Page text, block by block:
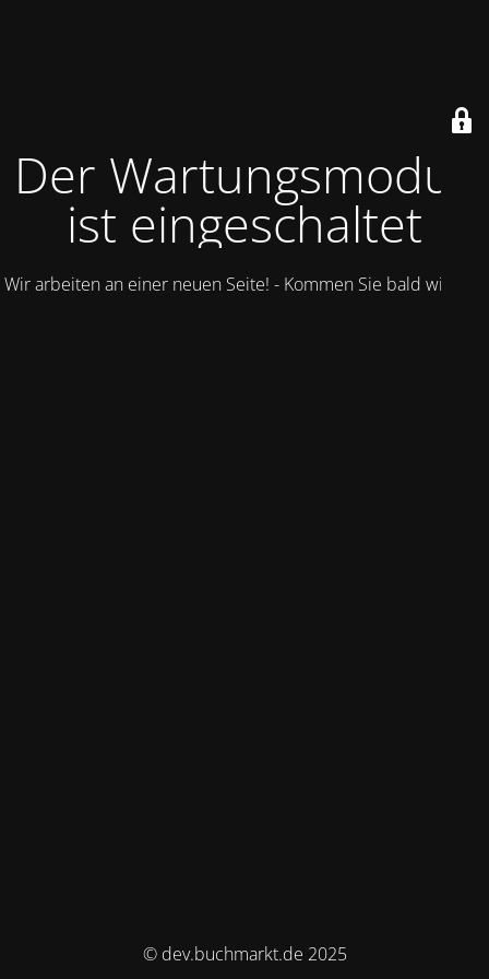
Der Wartungsmodus
ist eingeschaltet
Wir arbeiten an einer neuen Seite! - Kommen Sie bald wieder.
© dev.buchmarkt.de 2025